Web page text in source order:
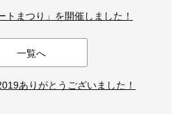
トまつり」を開催しました！
一覧へ
ありがとうございました！